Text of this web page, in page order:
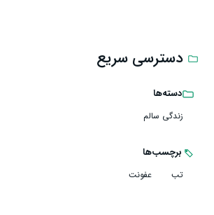
دسترسی سریع
دسته‌ها
زندگی سالم
برچسب‌ها
تب عفونت